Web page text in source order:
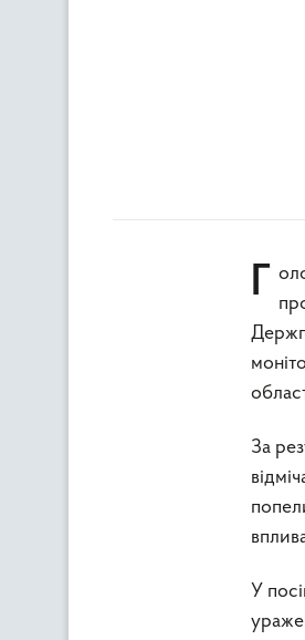
Головними спеціалістами відділу захисту рослин, фітосанітарної діагностики та
За
У